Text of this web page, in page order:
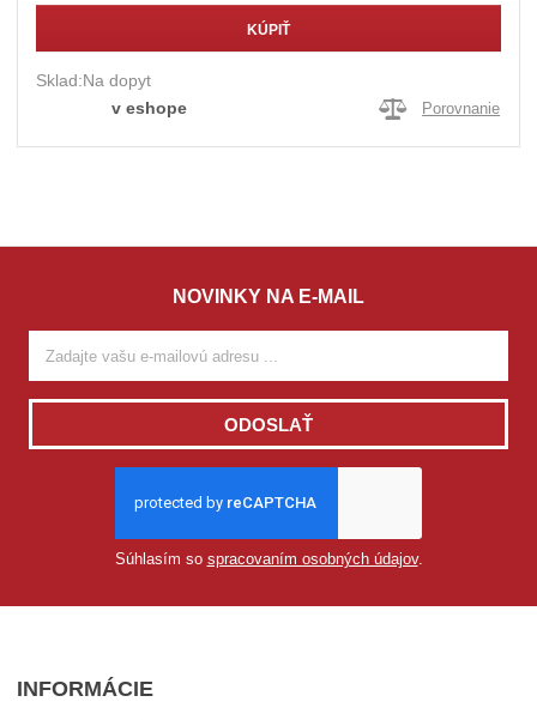
KÚPIŤ
Sklad:Na dopyt
v eshope
Porovnanie
NOVINKY NA E-MAIL
ODOSLAŤ
Súhlasím so spracovaním osobných údajov.
INFORMÁCIE